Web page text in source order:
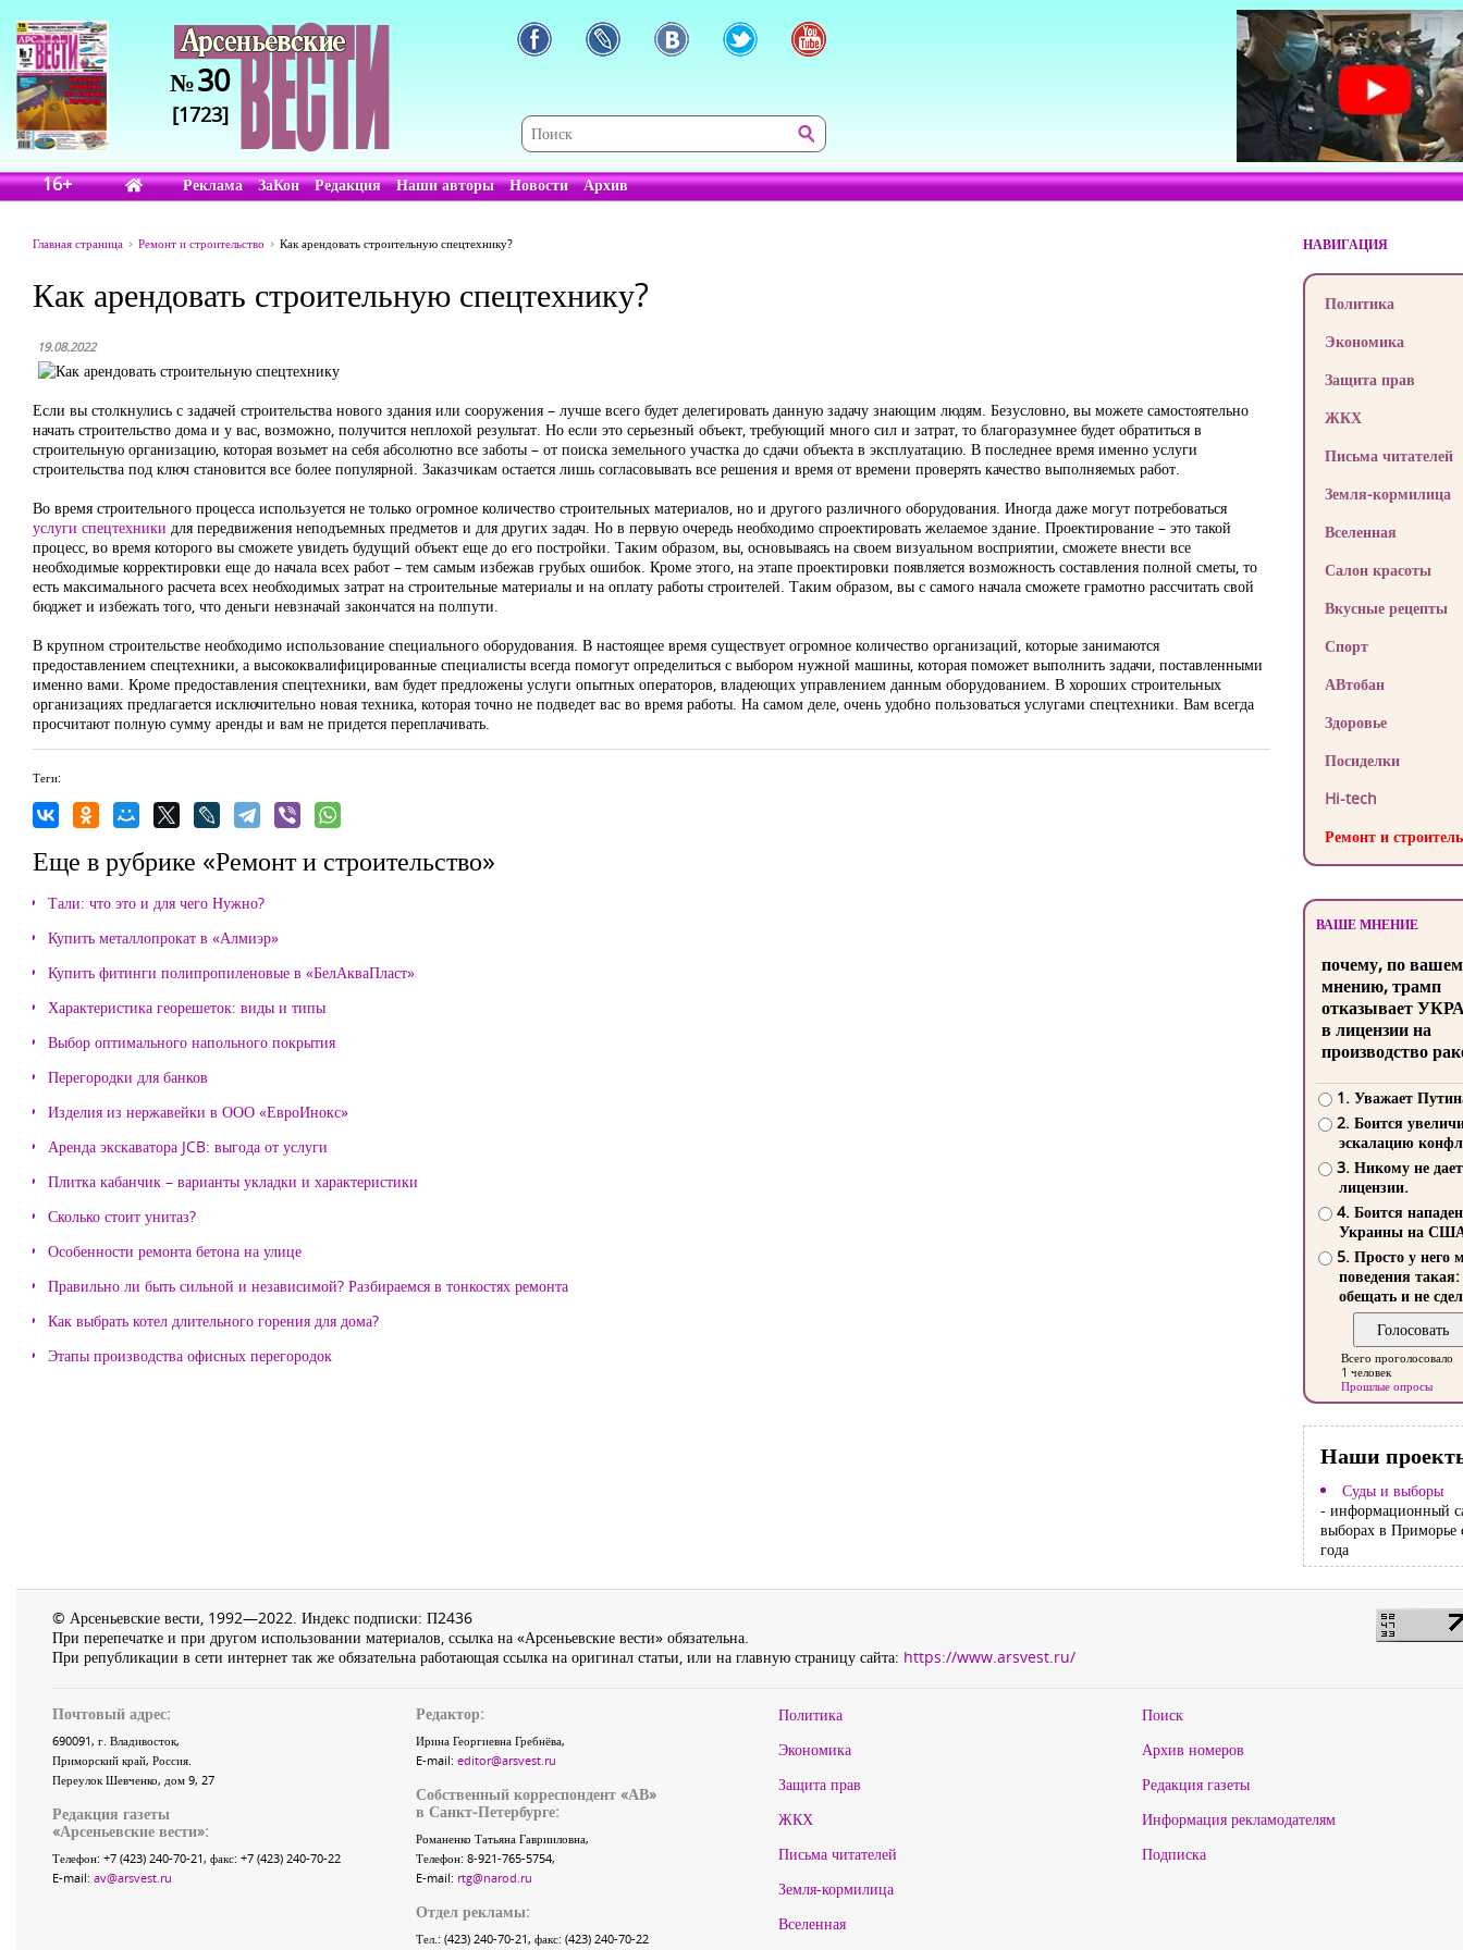
№30
[1723]
16+ Реклама ЗаКон Редакция Наши авторы Новости Архив
Главная страница Ремонт и строительство Как арендовать строительную спецтехнику?
Как арендовать строительную спецтехнику?
19.08.2022
Если вы столкнулись с задачей строительства нового здания или сооружения – лучше всего будет делегировать данную задачу знающим людям. Безусловно, вы можете самостоятельно
начать строительство дома и у вас, возможно, получится неплохой результат. Но если это серьезный объект, требующий много сил и затрат, то благоразумнее будет обратиться в
строительную организацию, которая возьмет на себя абсолютно все заботы – от поиска земельного участка до сдачи объекта в эксплуатацию. В последнее время именно услуги
строительства под ключ становится все более популярной. Заказчикам остается лишь согласовывать все решения и время от времени проверять качество выполняемых работ.
Во время строительного процесса используется не только огромное количество строительных материалов, но и другого различного оборудования. Иногда даже могут потребоваться
услуги спецтехники для передвижения неподъемных предметов и для других задач. Но в первую очередь необходимо спроектировать желаемое здание. Проектирование – это такой
процесс, во время которого вы сможете увидеть будущий объект еще до его постройки. Таким образом, вы, основываясь на своем визуальном восприятии, сможете внести все
необходимые корректировки еще до начала всех работ – тем самым избежав грубых ошибок. Кроме этого, на этапе проектировки появляется возможность составления полной сметы, то
есть максимального расчета всех необходимых затрат на строительные материалы и на оплату работы строителей. Таким образом, вы с самого начала сможете грамотно рассчитать свой
бюджет и избежать того, что деньги невзначай закончатся на полпути.
В крупном строительстве необходимо использование специального оборудования. В настоящее время существует огромное количество организаций, которые занимаются
предоставлением спецтехники, а высококвалифицированные специалисты всегда помогут определиться с выбором нужной машины, которая поможет выполнить задачи, поставленными
именно вами. Кроме предоставления спецтехники, вам будет предложены услуги опытных операторов, владеющих управлением данным оборудованием. В хороших строительных
организациях предлагается исключительно новая техника, которая точно не подведет вас во время работы. На самом деле, очень удобно пользоваться услугами спецтехники. Вам всегда
просчитают полную сумму аренды и вам не придется переплачивать.
Теги:
Еще в рубрике «Ремонт и строительство»
Тали: что это и для чего Нужно?
Купить металлопрокат в «Алмиэр»
Купить фитинги полипропиленовые в «БелАкваПласт»
Характеристика георешеток: виды и типы
Выбор оптимального напольного покрытия
Перегородки для банков
Изделия из нержавейки в ООО «ЕвроИнокс»
Аренда экскаватора JCB: выгода от услуги
Плитка кабанчик – варианты укладки и характеристики
Сколько стоит унитаз?
Особенности ремонта бетона на улице
Правильно ли быть сильной и независимой? Разбираемся в тонкостях ремонта
Как выбрать котел длительного горения для дома?
Этапы производства офисных перегородок
НАВИГАЦИЯ
Политика
Экономика
Защита прав
ЖКХ
Письма читателей
Земля-кормилица
Вселенная
Салон красоты
Вкусные рецепты
Спорт
АВтобан
Здоровье
Посиделки
Hi-tech
Ремонт и
ВАШЕ МНЕНИЕ
почему, по
мнению, трамп
отказывает
в лицензии на
производство
1. Уважает
2. Боится
эскалацию
3. Никому не
лицензии.
4. Боится
Украины на
5. Просто у него
поведения такая:
обещать и не
Всего проголосовало
1 человек
Прошлые опросы
Наши
Суды и выборы
- информационный
выборах в Приморье
года
© Арсеньевские вести, 1992—2022. Индекс подписки: П2436
При перепечатке и при другом использовании материалов, ссылка на «Арсеньевские вести» обязательна.
При републикации в сети интернет так же обязательна работающая ссылка на оригинал статьи, или на главную страницу сайта: https://www.arsvest.ru/
Почтовый адрес:
690091, г. Владивосток,
Приморский край, Россия.
Переулок Шевченко, дом 9, 27
Редакция газеты
«Арсеньевские вести»:
Телефон: +7 (423) 240-70-21, факс: +7 (423) 240-70-22
E-mail: av@arsvest.ru
Редактор:
Ирина Георгиевна Гребнёва,
E-mail: editor@arsvest.ru
Собственный корреспондент «АВ»
в Санкт-Петербурге:
Романенко Татьяна Гаврииловна,
Телефон: 8-921-765-5754,
E-mail: rtg@narod.ru
Отдел рекламы:
Тел.: (423) 240-70-21, факс: (423) 240-70-22
Политика
Экономика
Защита прав
ЖКХ
Письма читателей
Земля-кормилица
Вселенная
Поиск
Архив номеров
Редакция газеты
Информация рекламодателям
Подписка